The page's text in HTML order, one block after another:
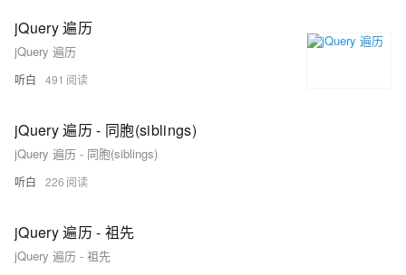
jQuery 遍历
jQuery 遍历
听白 491
jQuery 遍历 - 同胞(siblings)
jQuery 遍历 - 同胞(siblings)
听白 226
jQuery 遍历 - 祖先
jQuery 遍历 - 祖先